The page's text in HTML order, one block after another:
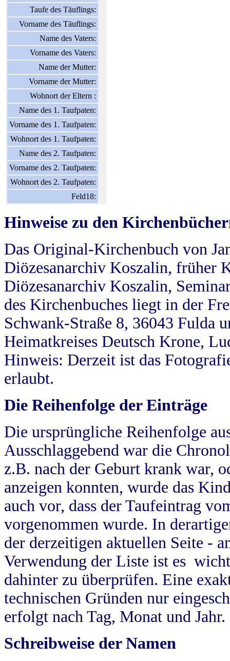
Taufe des Täuflings:
Vorname des Täuflings:
Name des Vaters:
Vorname des Vaters:
Name der Mutter:
Vorname der Mutter:
Wohnort der Eltern :
Name des 1. Taufpaten:
Vorname des 1. Taufpaten:
Wohnort des 1. Taufpaten:
Name des 2. Taufpaten:
Vorname des 2. Taufpaten:
Wohnort des 2. Taufpaten:
Feld18:
Hinweise zu den
Das Original-Kirchenbuch von
Diözesanarchiv Koszalin, früher
Diözesanarchiv Koszalin,
des Kirchenbuches liegt in der
Schwank-Straße 8, 36043 Fulda
Heimatkreises Deutsch Krone,
Hinweis: Derzeit ist das
erlaubt.
Die Reihenfolge der Einträge
Die ursprüngliche Reihenfolge
Ausschlaggebend war die
z.B. nach der Geburt krank war,
anzeigen konnten, wurde das
auch vor, dass der Taufeintrag
vorgenommen wurde. In
der derzeitigen aktuellen Seite -
Verwendung der Liste ist es
dahinter zu überprüfen. Eine
technischen Gründen nur
erfolgt nach Tag, Monat und Jahr.
Schreibweise der Namen